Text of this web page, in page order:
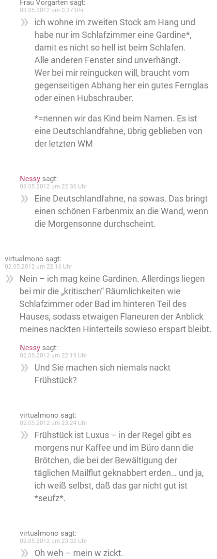
Frau Vorgarten sagt:
03.05.2012 um 0:37 Uhr
ich wohne im zweiten Stock am Hang und
habe nur im Schlafzimmer eine Gardine*,
damit es nicht so hell ist beim Schlafen.
Alle anderen Fenster sind unverhängt.
Wer bei mir reingucken will, braucht vom
gegenseitigen Abhang her ein gutes Fernglas
oder einen Hubschrauber.
*=nennen wir das Kind beim Namen. Es ist
eine Deutschlandfahne, übrig geblieben von
der letzten WM
Nessy sagt:
03.05.2012 um 22:36 Uhr
Eine Deutschlandfahne, na sowas. Das bringt
einen schönen Farbenmix an die Wand, wenn
die Morgensonne durchscheint.
virtualmono sagt:
02.05.2012 um 22:16 Uhr
Nein – ich mag keine Gardinen. Allerdings liegen
bei mir die „kritischen“ Räumlichkeiten wie
Schlafzimmer oder Bad im hinteren Teil des
Hauses, sodass etwaigen Flaneuren der Anblick
meines nackten Hinterteils sowieso erspart bleibt.
Nessy sagt:
02.05.2012 um 22:19 Uhr
Und Sie machen sich niemals nackt
Frühstück?
virtualmono sagt:
02.05.2012 um 23:24 Uhr
Frühstück ist Luxus – in der Regel gibt es
morgens nur Kaffee und im Büro dann die
Brötchen, die bei der Bewältigung der
täglichen Mailflut geknabbert erden… und ja,
ich weiß selbst, daß das gar nicht gut ist
*seufz*.
virtualmono sagt:
02.05.2012 um 23:32 Uhr
Oh weh – mein w zickt.